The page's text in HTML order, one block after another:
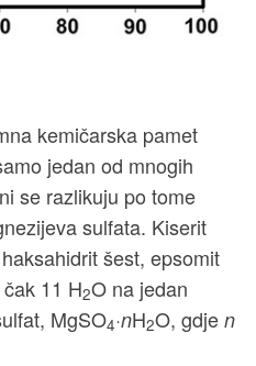
kemičarska pamet
jedan od mnogih
se razlikuju po tome
sulfata. Kiserit
šest, epsomit
11 H2O na jedan
MgSO4·nH2O, gdje n